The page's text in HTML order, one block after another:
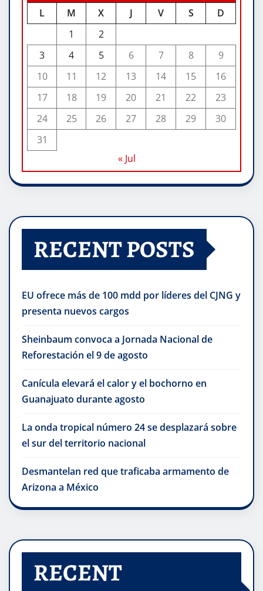
L M X J V S
D
1
2
3
4 5 6 7 8
9
10
11 12 13 14 15
16
17
18 19 20 21 22
23
24
25 26 27 28 29
30
31
« Jul
RECENT POSTS
EU ofrece más de 100 mdd por líderes del CJNG y
presenta nuevos cargos
Sheinbaum convoca a Jornada Nacional de
Reforestación el 9 de agosto
Canícula elevará el calor y el bochorno en
Guanajuato durante agosto
La onda tropical número 24 se desplazará sobre
el sur del territorio nacional
Desmantelan red que traficaba armamento de
Arizona a México
RECENT